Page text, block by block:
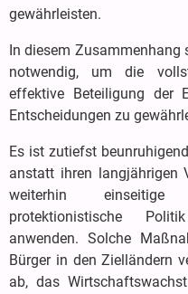
gewährleisten.
In diesem
notwendig, um die
effektive Beteiligung der
Entscheidungen zu
Es ist zutiefst
anstatt ihren langjährigen
weiterhin einseitige
protektionistische
anwenden. Solche
Bürger in den Zielländern
ab, das